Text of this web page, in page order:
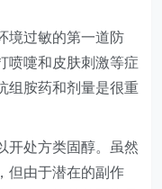
境过敏的第一道防
喷嚏和皮肤刺激等症
组胺药和剂量是很重
开处方类固醇。虽然
但由于潜在的副作